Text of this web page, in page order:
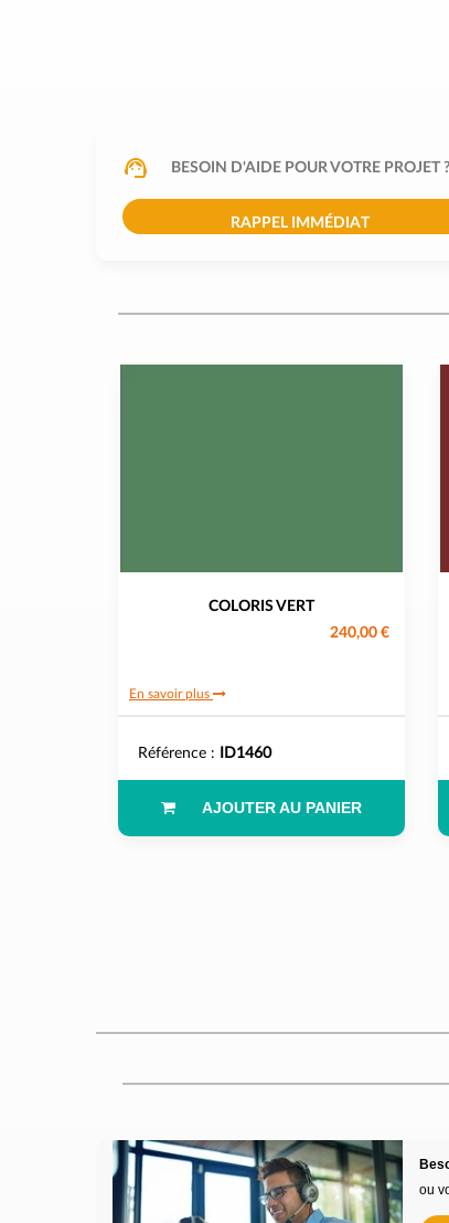
BESOIN D'AIDE POUR VOTRE PROJET ?
RAPPEL IMMÉDIAT
COLORIS VERT
240,00 €
En savoir plus
Référence : ID1460
AJOUTER AU PANIER
ou